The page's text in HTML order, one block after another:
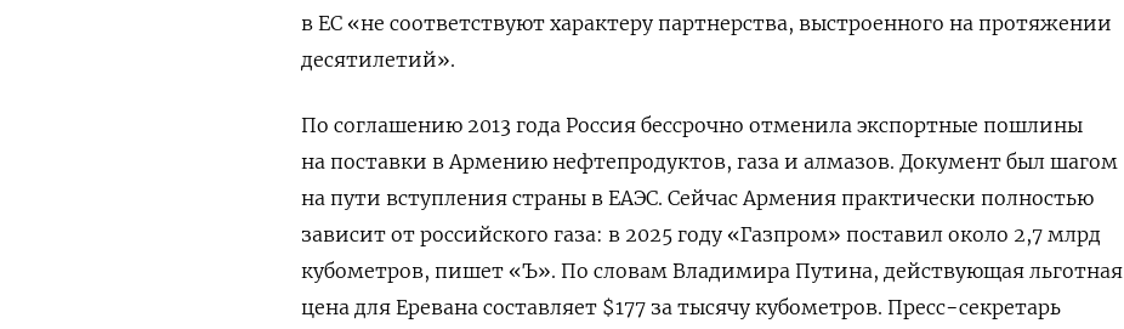
в ЕС «не соответствуют характеру партнерства, выстроенного на протяжении
десятилетий».
По соглашению 2013 года Россия бессрочно отменила экспортные пошлины
на поставки в Армению нефтепродуктов, газа и алмазов. Документ был шагом
на пути вступления страны в ЕАЭС. Сейчас Армения практически полностью
зависит от российского газа: в 2025 году «Газпром» поставил около 2,7 млрд
кубометров, пишет «Ъ». По словам Владимира Путина, действующая льготная
цена для Еревана составляет $177 за тысячу кубометров. Пресс−секретарь